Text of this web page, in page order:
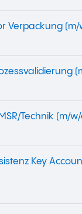
Verpackung (m/
Technik (m/
Key